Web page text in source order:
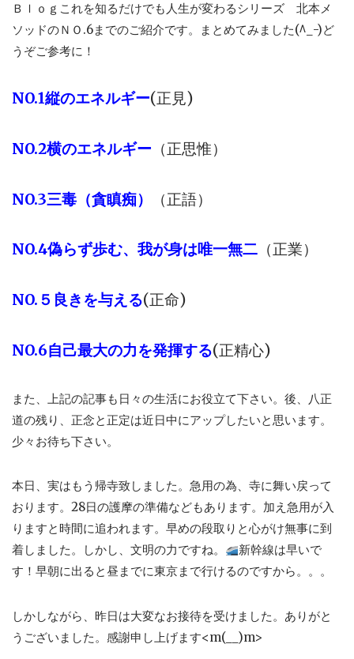
Ｂｌｏｇこれを知るだけでも人生が変わるシリーズ 北本メ
ソッドのＮＯ.6までのご紹介です。まとめてみました(^_-)ど
うぞご参考に！
NO.1縦のエネルギー(正見)
NO.2横のエネルギー （正思惟）
NO.3三毒（貪瞋痴） （正語）
NO.4偽らず歩む、我が身は唯一無二 （正業）
NO.５ 良きを与える(正命)
NO.6自己最大の力を発揮する(正精心)
また、上記の記事も日々の生活にお役立て下さい。後、八正
道の残り、正念と正定は近日中にアップしたいと思います。
少々お待ち下さい。
本日、実はもう帰寺致しました。急用の為、寺に舞い戻って
おります。28日の護摩の準備などもあります。加え急用が入
りますと時間に追われます。早めの段取りと心がけ無事に到
着しました。しかし、文明の力ですね。
新幹線は早いで
す！早朝に出ると昼までに東京まで行けるのですから。。。
しかしながら、昨日は大変なお接待を受けました。ありがと
うございました。感謝申し上げます<m(__)m>